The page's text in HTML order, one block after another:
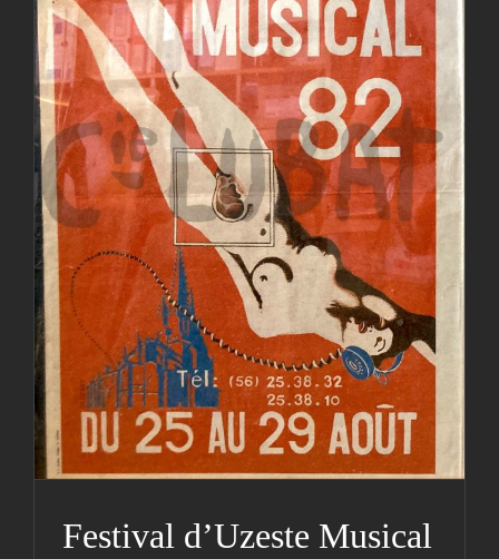
Festival d’Uzeste Musical
1982
Actualités Archives Hestejada Lettre d'info Médias
Photos Photos
Festival d’Uzeste Musical